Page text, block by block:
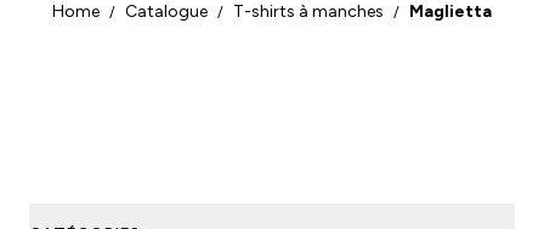
Home / Catalogue / T-shirts à manches / Maglietta